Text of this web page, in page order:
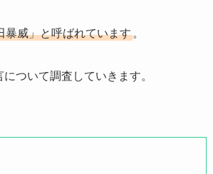
暴威」と呼ばれています 。
ついて調査していきます。